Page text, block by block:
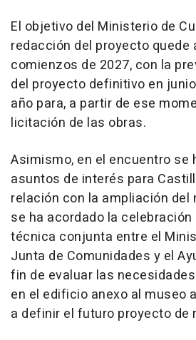
El objetivo del Ministerio de
redacción del proyecto quede
comienzos de 2027, con la
del proyecto definitivo en
año para, a partir de ese
licitación de las obras.
Asimismo, en el encuentro se
asuntos de interés para
relación con la ampliación del
se ha acordado la
técnica conjunta entre el
Junta de Comunidades y el
fin de evaluar las
en el edificio anexo al museo
a definir el futuro proyecto de